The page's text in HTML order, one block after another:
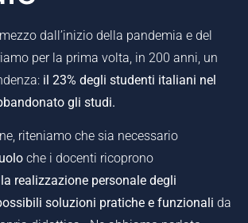
dall’inizio della pandemia e del
per la prima volta, in 200 anni, un
il 23% degli studenti italiani nel
gli studi.
riteniamo che sia necessario
che i docenti ricoprono
realizzazione personale degli
soluzioni pratiche e funzionali da